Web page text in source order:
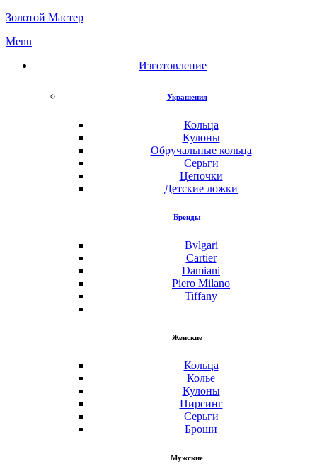
Золотой Мастер
Menu
Изготовление
Украшения
Кольца
Кулоны
Обручальные кольца
Серьги
Цепочки
Детские ложки
Бренды
Bvlgari
Cartier
Damiani
Piero Milano
Tiffany
Женские
Кольца
Колье
Кулоны
Пирсинг
Серьги
Броши
Мужские